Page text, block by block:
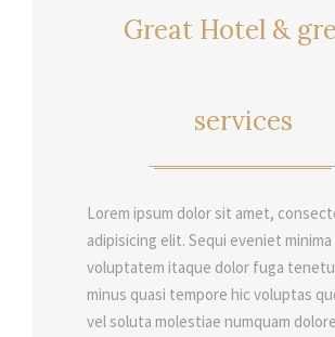
Great Hotel &
services
Lorem ipsum dolor sit amet,
adipisicing elit. Sequi eveniet minima
voluptatem itaque dolor fuga
minus quasi tempore hic voluptas
vel soluta molestiae numquam dolore